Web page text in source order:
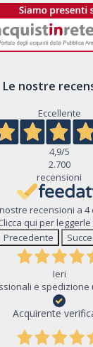
Le nostre
Eccellente
4,9/5
2.700
recensioni
recensioni a 4
qui per
Precedente
Ieri
e spedizione
Acquirente